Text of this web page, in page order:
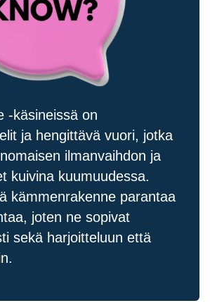
-käsineissä on
ja hengittävä vuori, jotka
ilmanvaihdon ja
kuivina kuumuudessa.
kämmenrakenne parantaa
joten ne sopivat
sekä harjoitteluun että